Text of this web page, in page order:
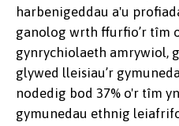
harbenigeddau a'u
ganolog wrth ffurfio’r tîm
gynrychiolaeth amrywiol,
glywed lleisiau’r
nodedig bod 37% o'r tîm
gymunedau ethnig